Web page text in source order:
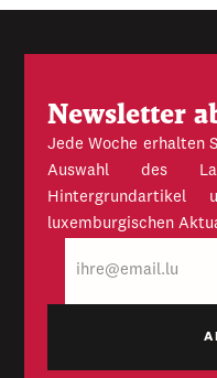
Newsletter
Jede Woche erhalten
Auswahl des
luxemburgischen
Mail